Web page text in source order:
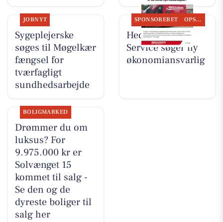
JOBNYT
Sygeplejerske
søges til Møgelkær
fængsel for
tværfagligt
sundhedsarbejde
SPONSORERET OPSLAGSTAVLEN
Hedensted VVS
Service søger ny
økonomiansvarlig
BOLIGMARKED
Drømmer du om
luksus? For
9.975.000 kr er
Solvænget 15
kommet til salg -
Se den og de
dyreste boliger til
salg her